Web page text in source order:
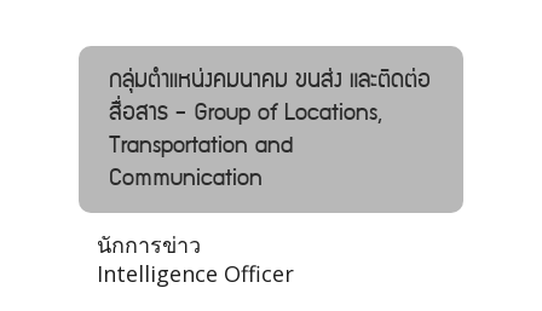
กลุ่มตำแหน่งคมนาคม ขนส่ง และติดต่อ
สื่อสาร - Group of Locations,
Transportation and
Communication
นักการข่าว
Intelligence Officer